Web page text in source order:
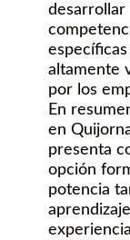
desarrollar
altamente
por los
En
en
presenta
opción
potencia